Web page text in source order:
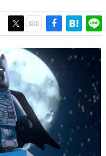
い？
がゲームの魅力を画面や操作の
ていく、硬派で骨太な評論連載
ボス」… ゲームにまつわる言葉
ンピューター文化史研究家・タ
反応